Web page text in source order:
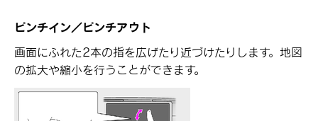
ピンチイン／ピンチアウト
画面にふれた2本の指を広げたり近づけたりします。地図
の拡大や縮小を行うことができます。